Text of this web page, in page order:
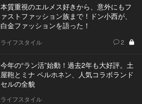
本質重視のエルメス好きから、意外にもフ
ァストファッション族まで！ドン小西が、
白金ファッションを語った！
ライフスタイル 2
今年の“ラン活”始動！過去2年も大好評。土
屋鞄とミナ ペルホネン、人気コラボランド
セルの全貌
ライフスタイル